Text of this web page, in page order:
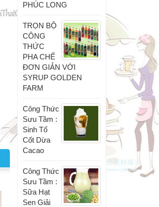
PHÚC LONG
TRỌN BỘ
CÔNG
THỨC
PHA CHẾ
ĐƠN GIẢN VỚI
SYRUP GOLDEN
FARM
Công Thức
Sưu Tầm :
Sinh Tố
Cốt Dừa
Cacao
Công Thức
Sưu Tầm :
Sữa Hạt
Sen Giải